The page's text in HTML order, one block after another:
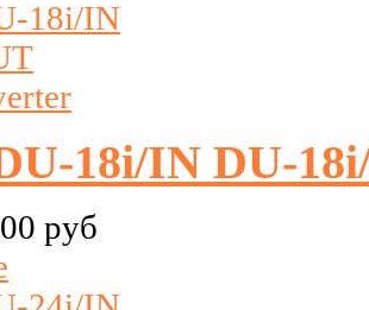
18i/IN DU-
руб